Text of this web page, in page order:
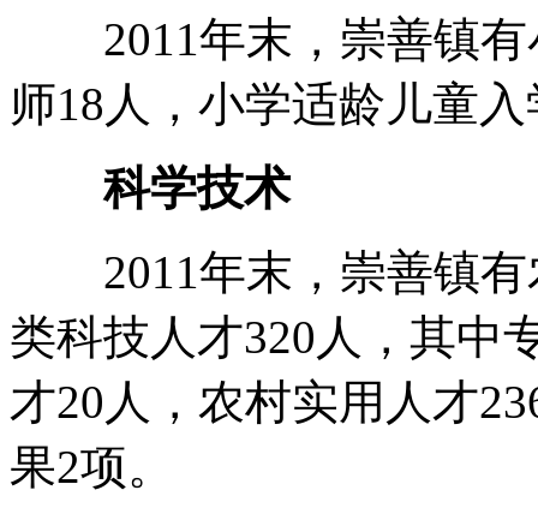
2011年末，崇善镇有
师18人，小学适龄儿童
科学技术
2011年末，崇善镇有
类科技人才320人，其中
才20人，农村实用人才
果2项。